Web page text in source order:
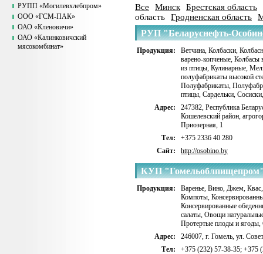
РУПП «Могилевхлебпром»
ООО «ГСМ-ПАК»
ОАО «Кленовичи»
ОАО «Калинковичский
мясокомбинат»
Все Минск
Брестская область
область
Гродненская область
РУП "Беларуснефть-
Продукция: Ветчина, Колбаски,
варено-копченые, Колбасы
из птицы, Кулинарные,
полуфабрикаты высокой
Полуфабрикаты,
птицы, Сардельки, Сосиски
Адрес:
247382, Республика
Кошелевский район,
Приозерная, 1
Тел:
+375 2336 40 280
Сайт:
http://osobino.by
КУП
Продукция: Варенье, Вино, Джем,
Компоты,
Консервированные
салаты, Овощи
Протертые плоды и ягоды,
Адрес:
246007, г. Гомель, ул.
Тел:
+375 (232) 57-38-35; +375